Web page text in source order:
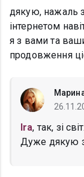
дякую, нажаль
інтернетом
я з вами та
продовження
Ira, так, зі
Дуже дякую